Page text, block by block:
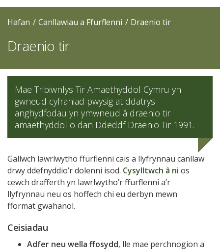
Hafan Canllawiau a Ffurflenni Draenio tir
Draenio tir
Mae Tribiwnlys Tir Amaethyddol Cymru yn
gwneud cyfraniad pwysig at ddatrys
anghydfodau yn ymwneud â draenio tir
amaethyddol o dan Ddeddf Draenio Tir 1991.
Gallwch lawrlwytho ffurflenni cais a llyfrynnau canllaw
drwy ddefnyddio’r dolenni isod. Cysylltwch â ni os
cewch drafferth yn lawrlwytho’r ffurflenni a’r
llyfrynnau neu os hoffech chi eu derbyn mewn
fformat gwahanol.
Ceisiadau
Adfer neu wella ffosydd, lle mae perchnogion a